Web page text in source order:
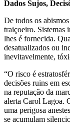
Dados Sujos,
De todos os
traiçoeiro. Sistemas
lhes é fornecida.
desatualizados ou
inevitavelmente,
“O risco é
decisões ruins em
na reputação da
alerta Carol Lagoa.
uma perigosa
se acumulam